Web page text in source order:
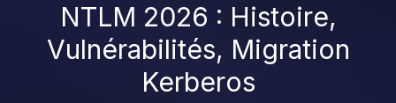
NTLM 2026 : Histoire,
Vulnérabilités, Migration
Kerberos